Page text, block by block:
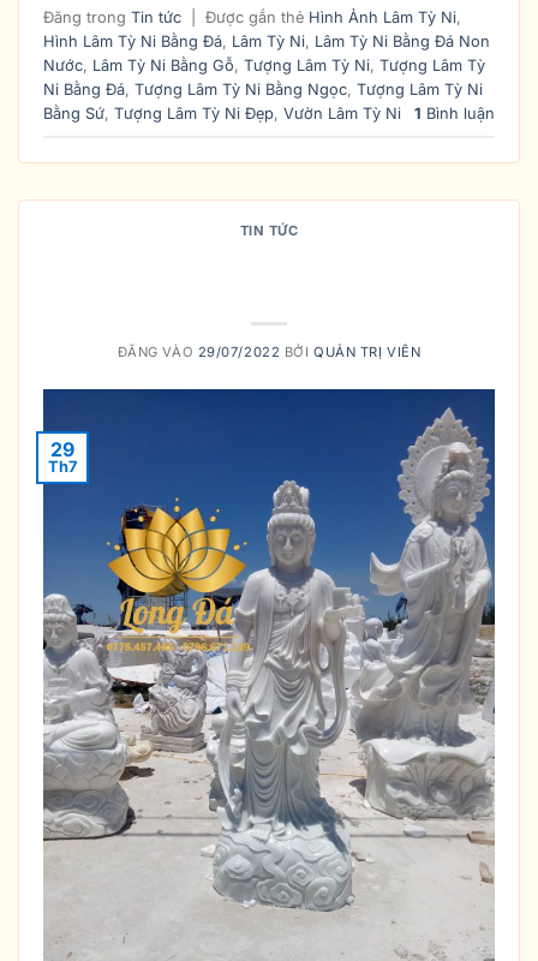
Đăng trong Tin tức Được gắn thẻ Hình Ảnh Lâm Tỳ Ni,
Hình Lâm Tỳ Ni Bằng Đá, Lâm Tỳ Ni, Lâm Tỳ Ni Bằng Đá Non
Nước, Lâm Tỳ Ni Bằng Gỗ, Tượng Lâm Tỳ Ni, Tượng Lâm Tỳ
Ni Bằng Đá, Tượng Lâm Tỳ Ni Bằng Ngọc, Tượng Lâm Tỳ Ni
Bằng Sứ, Tượng Lâm Tỳ Ni Đẹp, Vườn Lâm Tỳ Ni 1 Bình luận
TIN TỨC
ĐĂNG VÀO 29/07/2022 BỞIQUẢN TRỊ VIÊN
29
Th7